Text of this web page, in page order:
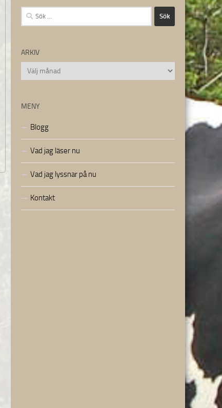
Sök
efter:
ARKIV
Arkiv
MENY
Blogg
Vad jag läser nu
Vad jag lyssnar på nu
Kontakt